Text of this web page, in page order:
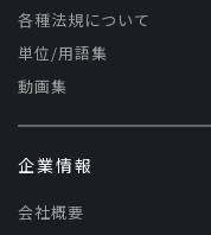
各種法規について
単位/用語集
動画集
企業情報
会社概要